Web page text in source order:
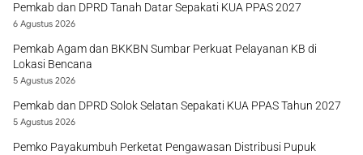
Pemkab dan DPRD Tanah Datar Sepakati KUA PPAS 2027
6 Agustus 2026
Pemkab Agam dan BKKBN Sumbar Perkuat Pelayanan KB di
Lokasi Bencana
5 Agustus 2026
Pemkab dan DPRD Solok Selatan Sepakati KUA PPAS Tahun 2027
5 Agustus 2026
Pemko Payakumbuh Perketat Pengawasan Distribusi Pupuk